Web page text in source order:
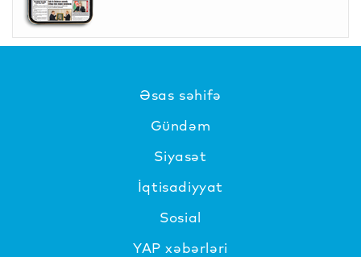
Əsas səhifə
Gündəm
Siyasət
İqtisadiyyat
Sosial
YAP xəbərləri